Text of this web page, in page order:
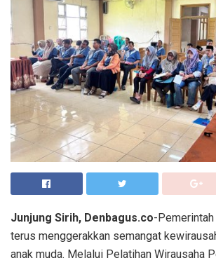
Junjung Sirih, Denbagus.co-
terus menggerakkan semangat
anak muda. Melalui Pelatihan Wirausaha